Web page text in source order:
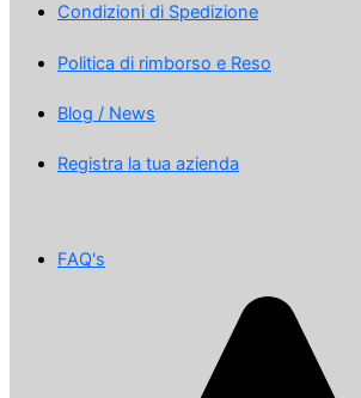
Condizioni di Spedizione
Politica di rimborso e Reso
Blog / News
Registra la tua azienda
FAQ's